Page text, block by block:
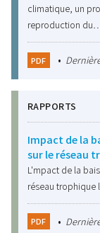
climatique, un
reproduction
PDF •
RAPPORTS
Impact de la
sur le réseau
L'mpact de la
réseau trophique
PDF •